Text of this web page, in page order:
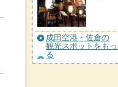
成田空港・佐倉の
観光スポットをも
る